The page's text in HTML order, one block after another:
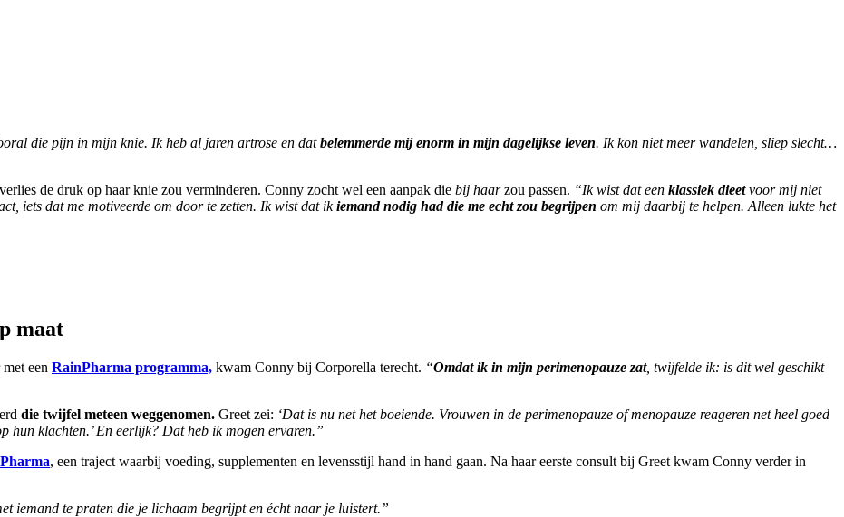
die pijn in mijn knie. Ik heb al jaren artrose en datbelemmerde mij enorm in mijn dagelijkse leven. Ik kon niet meer wandelen, sliep slecht…
de druk op haar knie zou verminderen. Conny zocht wel een aanpak die bij haarzou passen. “Ik wist dat een klassiek dieetvoor mij niet
iets dat me motiveerde om door te zetten. Ik wist dat ikiemand nodig had die me echt zou begrijpen om mij daarbij te helpen. Alleen lukte het
maat
een RainPharma programma, kwam Conny bij Corporella terecht. “Omdat ik in mijn perimenopauze zat, twijfelde ik: is dit wel geschikt
die twijfel meteen weggenomen. Greet zei: ‘Dat is nu net het boeiende. Vrouwen in de perimenopauze of menopauze reageren net heel goed
hun klachten.’ En eerlijk? Dat heb ik mogen ervaren.”
, een traject waarbij voeding, supplementen en levensstijl hand in hand gaan. Na haar eerste consult bij Greet kwam Conny verder in
iemand te praten die je lichaam begrijpt en écht naar je luistert.”